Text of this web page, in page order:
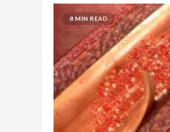
8 MIN READ